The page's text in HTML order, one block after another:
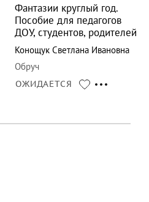
Фантазии круглый год.
Пособие для педагогов
ДОУ, студентов, родителей
Конощук Светлана Ивановна
Обруч
ОЖИДАЕТСЯ